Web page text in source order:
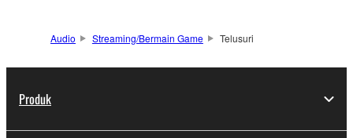
Audio Streaming/Bermain Game Telusuri
Produk